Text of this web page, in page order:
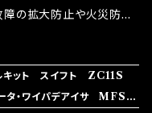
UP） ・ターボ車のターボ
タウンユースだけでなく、
ンでの実証実験の上、 製
3.金属プレートが接触する
になります。 ◇マジカル
ルヒューズは放電防止効
障の拡大防止や火災防止
力供給を行っています。
拭い去れない欠点があり
キット スイフト ZC11S
タ・ワイパデアイサ MFSU